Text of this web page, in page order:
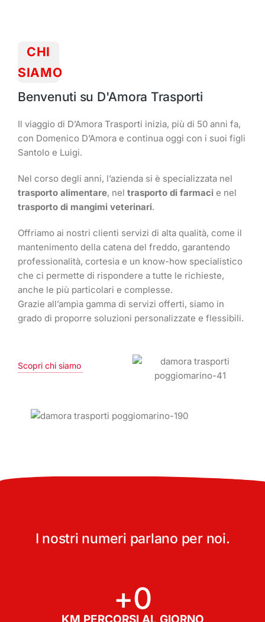
CHI
SIAMO
Benvenuti su D'Amora Trasporti
Il viaggio di D’Amora Trasporti inizia, più di 50 anni fa,
con Domenico D’Amora e continua oggi con i suoi figli
Santolo e Luigi.
Nel corso degli anni, l’azienda si è specializzata nel
trasporto alimentare, nel trasporto di farmaci e nel
trasporto di mangimi veterinari.
Offriamo ai nostri clienti servizi di alta qualità, come il
mantenimento della catena del freddo, garantendo
professionalità, cortesia e un know-how specialistico
che ci permette di rispondere a tutte le richieste,
anche le più particolari e complesse.
Grazie all’ampia gamma di servizi offerti, siamo in
grado di proporre soluzioni personalizzate e flessibili.
Scopri chi siamo
I nostri numeri parlano per noi.
+0